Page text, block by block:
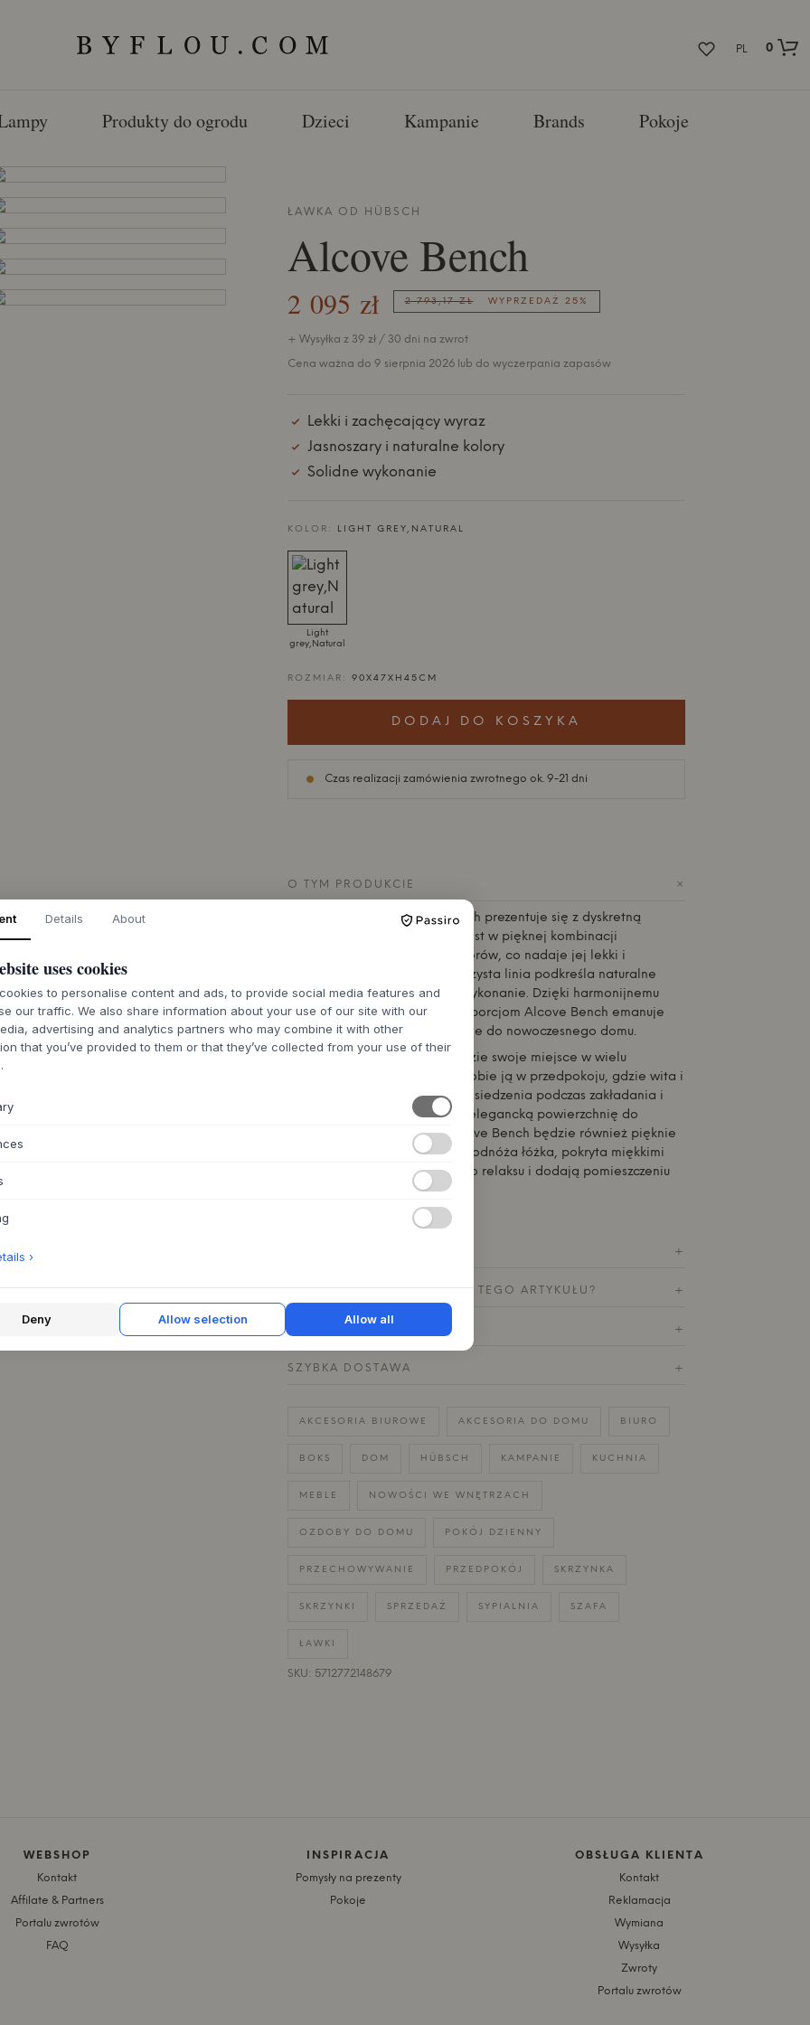
PL
0
Produkty do ogrodu Dzieci Kampanie Brands Pokoje
ŁAWKA OD HÜBSCH
Alcove Bench
2 095 zł 2 793,17 ZŁ WYPRZEDAŻ 25%
+ Wysyłka z 39 zł / 30 dni na zwrot
Cena ważna do 9 sierpnia 2026 lub do wyczerpania zapasów
Lekki i zachęcający wyraz
Jasnoszary i naturalne kolory
Solidne wykonanie
KOLOR: LIGHT GREY,NATURAL
Light
grey,Natural
ROZMIAR: 90X47XH45CM
DODAJ DO KOSZYKA
Czas realizacji zamówienia zwrotnego ok. 9-21 dni
O TYM PRODUKCIE +
Ławka Alcove Bench odHübsch prezentuje się z dyskretną
elegancją. Ławka wykonana jest w pięknej kombinacji
jasnoszarych i naturalnych kolorów, co nadaje jej lekki i
zachęcający wygląd. Prosta, czysta linia podkreśla naturalne
piękno materiałów i solidne wykonanie. Dzięki harmonijnemu
designowi i przemyślanym proporcjom Alcove Bench emanuje
dyskretną jakością, która pasuje do nowoczesnego domu.
Ta wszechstronna ławka znajdzie swoje miejsce w wielu
miejscach w domu. Wyobraź sobie ją w przedpokoju, gdzie wita i
oferuje praktyczne miejsce do siedzenia podczas zakładania i
zdejmowania butów, lub jako elegancką powierzchnię do
odkładania toreb i kluczy. Alcove Bench będzie również pięknie
prezentować się w sypialni u podnóża łóżka, pokryta miękkimi
tekstyliami, które zachęcają do relaksu i dodają pomieszczeniu
+
MASZ PYTANIA DOTYCZĄCE TEGO ARTYKUŁU? +
30 DNI NA ŁATWY ZWROT +
SZYBKA DOSTAWA +
AKCESORIA BIUROWE AKCESORIA DO DOMU BIURO
BOKS DOM HÜBSCH KAMPANIE KUCHNIA
MEBLE NOWOŚCI WE WNĘTRZACH
OZDOBY DO DOMU POKÓJ DZIENNY
PRZECHOWYWANIE PRZEDPOKÓJ SKRZYNKA
SKRZYNKI SPRZEDAŻ SYPIALNIA SZAFA
ŁAWKI
SKU: 5712772148679
WEBSHOP
Kontakt
Affilate & Partners
Portalu zwrotów
FAQ
INSPIRACJA
Pomysły na prezenty
Pokoje
OBSŁUGA KLIENTA
Kontakt
Reklamacja
Wymiana
Wysyłka
Zwroty
Portalu zwrotów
Details About
uses cookies
to personalise content and ads, to provide social media features and
our traffic. We also share information about your use of our site with our
advertising and analytics partners who may combine it with other
that you’ve provided to them or that they’ve collected from your use of their
›
Deny Allow selection Allow all